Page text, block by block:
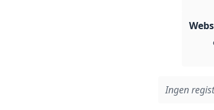
Ingen